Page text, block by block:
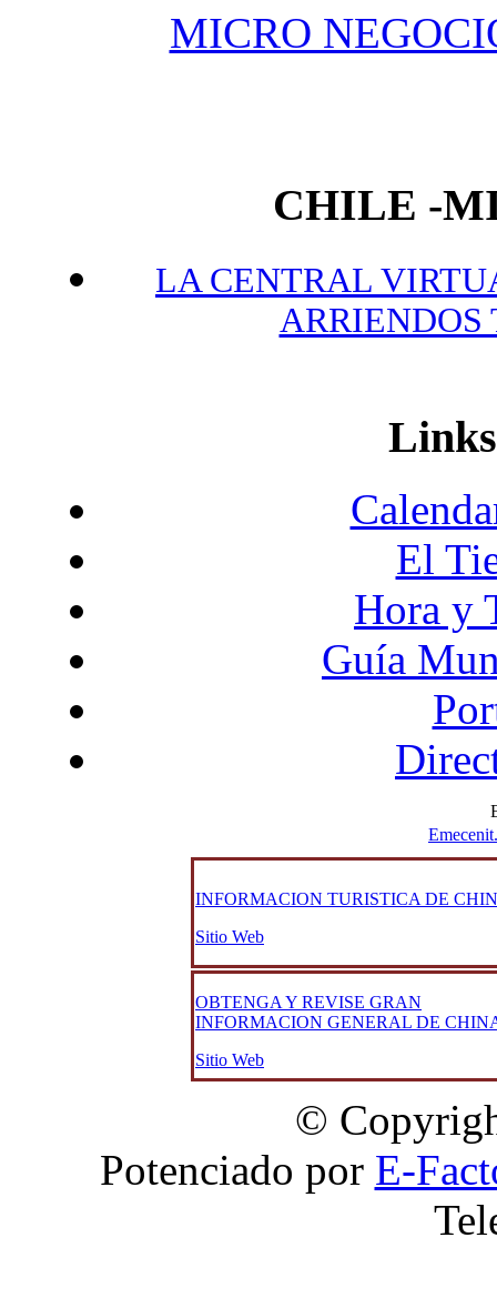
MICRO
CHILE -
LA CENTRAL
ARRIENDOS
El
Hora y
Guía
INFORMACION TURISTICA DE
Sitio Web
OBTENGA Y REVISE GRAN
INFORMACION GENERAL DE
Sitio Web
©
Potenciado por E-